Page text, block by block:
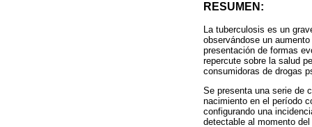
RESUMEN:
La tuberculosis es un
observándose un
presentación de formas
repercute sobre la salud
consumidoras de drogas
Se presenta una serie de
nacimiento en el período
configurando una
detectable al momento